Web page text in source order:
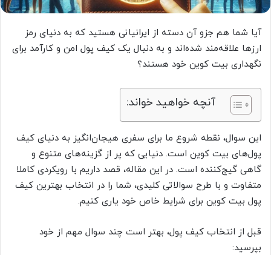
آیا شما هم جزو آن دسته از ایرانیانی هستید که به دنیای رمز
ارزها علاقه‌مند شده‌اند و به دنبال یک کیف پول امن و کارآمد برای
نگهداری بیت کوین خود هستند؟
آنچه خواهید خواند:
این سوال، نقطه شروع ما برای سفری هیجان‌انگیز به دنیای کیف
پول‌های بیت کوین است. دنیایی که پر از گزینه‌های متنوع و
گاهی گیج‌کننده است. در این مقاله، قصد داریم با رویکردی کاملا
متفاوت و با طرح سوالاتی کلیدی، شما را در انتخاب بهترین کیف
پول بیت کوین برای شرایط خاص خود یاری کنیم.
قبل از انتخاب کیف پول، بهتر است چند سوال مهم از خود
بپرسید: